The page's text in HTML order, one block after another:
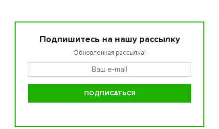
Подпишитесь на нашу рассылку
Обновленная рассылка!